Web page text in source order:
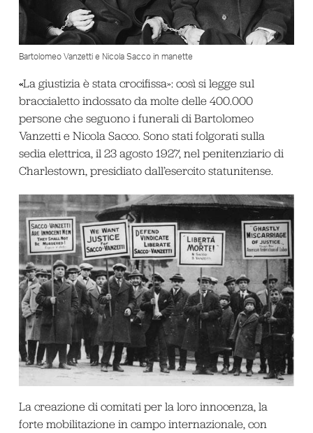
Bartolomeo Vanzetti e Nicola Sacco in manette
«La giustizia è stata crocifissa»: così si legge sul
braccialetto indossato da molte delle 400.000
persone che seguono i funerali di Bartolomeo
Vanzetti e Nicola Sacco. Sono stati folgorati sulla
sedia elettrica, il 23 agosto 1927, nel penitenziario di
Charlestown, presidiato dall’esercito statunitense.
La creazione di comitati per la loro innocenza, la
forte mobilitazione in campo internazionale, con